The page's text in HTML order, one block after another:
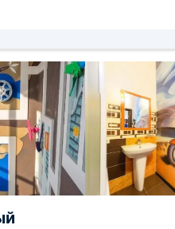
ответить на все
как добраться до центра
аэропорта
на общественном